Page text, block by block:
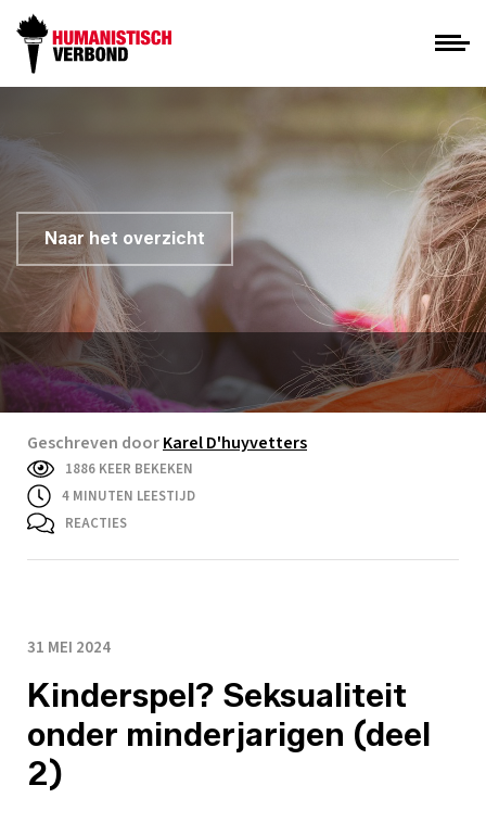
Naar het overzicht
Geschreven doorKarel D'huyvetters
1886 KEER BEKEKEN
4 MINUTEN LEESTIJD
REACTIES
31 MEI 2024
Kinderspel? Seksualiteit
onder minderjarigen (deel
2)